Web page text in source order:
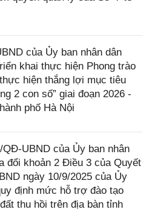
của Ủy ban nhân dân
khai thực hiện Phong trào
hiện thắng lợi mục tiêu
2 con số” giai đoạn 2026 -
phố Hà Nội
UBND của Ủy ban nhân
đổi khoản 2 Điều 3 của Quyết
ngày 10/9/2025 của Ủy
định mức hỗ trợ đào tạo
thu hồi trên địa bàn tỉnh